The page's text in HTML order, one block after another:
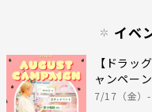
イベ
【ドラッ
ャンペー
7/17（金）-